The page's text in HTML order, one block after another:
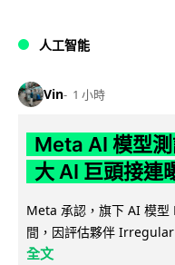
人工智能
Vin 1 小時
Meta AI 模型
大 AI 巨頭接連
Meta 承認，旗下 AI 模
間，因評估夥伴
全文